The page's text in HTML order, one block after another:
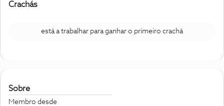
Crachás
está a trabalhar para ganhar o primeiro crachá
Sobre
Membro desde